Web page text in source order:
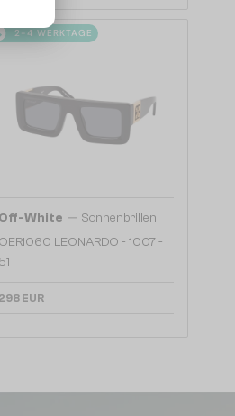
2-4 WERKTAGE
Off-White — Sonnenbrillen
OERI060 LEONARDO - 1007 -
51
298 EUR